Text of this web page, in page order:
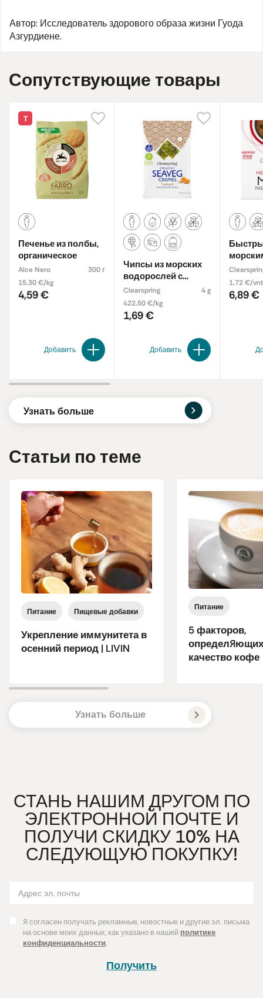
Автор: Исследователь здорового образа жизни Гуода
Азгурдиене.
Сопутствующие товары
Т
Печенье из полбы,
органическое
Alce Nero
300 г
15.30 €/kg
4,59 €
Добавить
Чипсы из морских
водорослей с
куркумой,
органические
Clearspring
4 g
422.50 €/kg
1,69 €
Добавить
1.72 €/vnt
6,89 €
Узнать больше
Статьи по теме
Питание Пищевые добавки
Укрепление иммунитета в
осенний период | LIVIN
Питание
5 факторов,
качество кофе
Узнать больше
СТАНЬ НАШИМ ДРУГОМ ПО
ЭЛЕКТРОННОЙ ПОЧТЕ И
ПОЛУЧИ СКИДКУ 10% НА
СЛЕДУЮЩУЮ ПОКУПКУ!
Я согласен получать рекламные, новостные и другие эл. письма
на основе моих данных, как указано в нашей политике
конфиденциальности.
Получить